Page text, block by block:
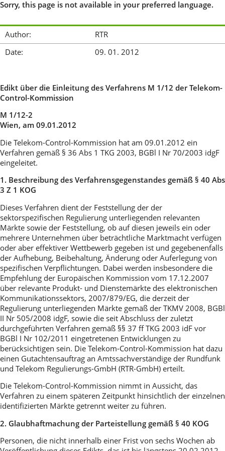
Sorry, this page is not available in your preferred language.
Author:
RTR
Date:
09. 01. 2012
Edikt über die Einleitung des Verfahrens M 1/12 der Telekom-
Control-Kommission
M 1/12-2
Wien, am 09.01.2012
Die Telekom-Control-Kommission hat am 09.01.2012 ein
Verfahren gemäß § 36 Abs 1 TKG 2003, BGBl I Nr 70/2003 idgF
eingeleitet.
1. Beschreibung des Verfahrensgegenstandes gemäß § 40 Abs
3 Z 1 KOG
Dieses Verfahren dient der Feststellung der der
sektorspezifischen Regulierung unterliegenden relevanten
Märkte sowie der Feststellung, ob auf diesen jeweils ein oder
mehrere Unternehmen über beträchtliche Marktmacht verfügen
oder aber effektiver Wettbewerb gegeben ist und gegebenenfalls
der Aufhebung, Beibehaltung, Änderung oder Auferlegung von
spezifischen Verpflichtungen. Dabei werden insbesondere die
Empfehlung der Europäischen Kommission vom 17.12.2007
über relevante Produkt- und Dienstemärkte des elektronischen
Kommunikationssektors, 2007/879/EG, die derzeit der
Regulierung unterliegenden Märkte gemäß der TKMV 2008, BGBl
II Nr 505/2008 idgF, sowie die seit Abschluss der zuletzt
durchgeführten Verfahren gemäß §§ 37 ff TKG 2003 idF vor
BGBl I Nr 102/2011 eingetretenen Entwicklungen zu
berücksichtigen sein. Die Telekom-Control-Kommission hat dazu
einen Gutachtensauftrag an Amtssachverständige der Rundfunk
und Telekom Regulierungs-GmbH (RTR-GmbH) erteilt.
Die Telekom-Control-Kommission nimmt in Aussicht, das
Verfahren zu einem späteren Zeitpunkt hinsichtlich der einzelnen
identifizierten Märkte getrennt weiter zu führen.
2. Glaubhaftmachung der Parteistellung gemäß § 40 KOG
Personen, die nicht innerhalb einer Frist von sechs Wochen ab